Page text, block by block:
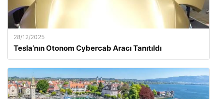
28/12/2025
Tesla’nın Otonom Cybercab Aracı Tanıtıldı